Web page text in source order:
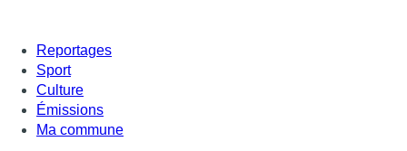
Reportages
Sport
Culture
Émissions
Ma commune